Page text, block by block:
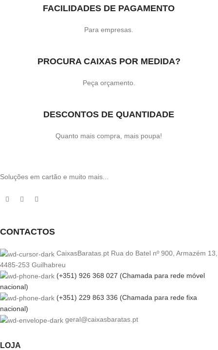
FACILIDADES DE PAGAMENTO
Para empresas.
PROCURA CAIXAS POR MEDIDA?
Peça orçamento.
DESCONTOS DE QUANTIDADE
Quanto mais compra, mais poupa!
Soluções em cartão e muito mais...
CONTACTOS
CaixasBaratas.pt Rua do Batel nº 900, Armazém 13,
4485-253 Guilhabreu
(+351) 926 368 027 (Chamada para rede móvel
nacional)
(+351) 229 863 336 (Chamada para rede fixa
nacional)
geral@caixasbaratas.pt
LOJA